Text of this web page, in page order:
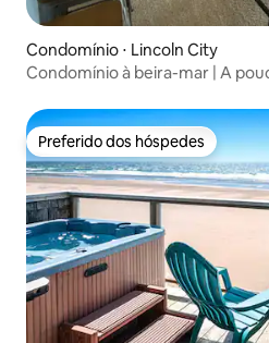
Condomínio ⋅ Lincoln City
Condomínio à beira-mar | A
Preferido dos hóspedes
Preferido dos hóspedes